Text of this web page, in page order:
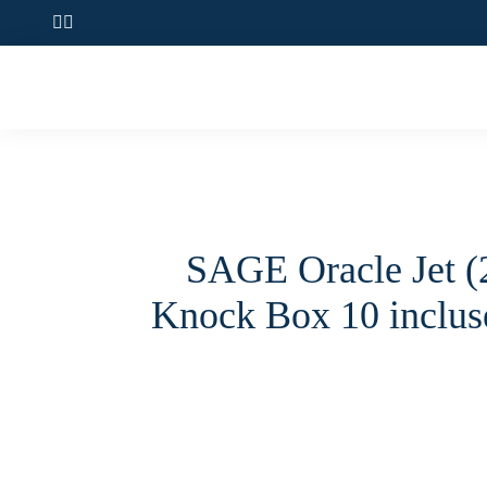
SAGE Oracle Jet
Knock Box 10